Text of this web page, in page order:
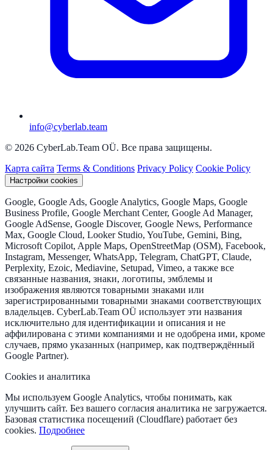
info@cyberlab.team
© 2026 CyberLab.Team OÜ. Все права защищены.
Карта сайта Terms & Conditions Privacy Policy Cookie Policy
Настройки cookies
Google, Google Ads, Google Analytics, Google Maps, Google
Business Profile, Google Merchant Center, Google Ad Manager,
Google AdSense, Google Discover, Google News, Performance
Max, Google Cloud, Looker Studio, YouTube, Gemini, Bing,
Microsoft Copilot, Apple Maps, OpenStreetMap (OSM), Facebook,
Instagram, Messenger, WhatsApp, Telegram, ChatGPT, Claude,
Perplexity, Ezoic, Mediavine, Setupad, Vimeo, а также все
связанные названия, знаки, логотипы, эмблемы и
изображения являются товарными знаками или
зарегистрированными товарными знаками соответствующих
владельцев. CyberLab.Team OÜ использует эти названия
исключительно для идентификации и описания и не
аффилирована с этими компаниями и не одобрена ими, кроме
случаев, прямо указанных (например, как подтверждённый
Google Partner).
Cookies и аналитика
Мы используем Google Analytics, чтобы понимать, как
улучшить сайт. Без вашего согласия аналитика не загружается.
Базовая статистика посещений (Cloudflare) работает без
cookies. Подробнее